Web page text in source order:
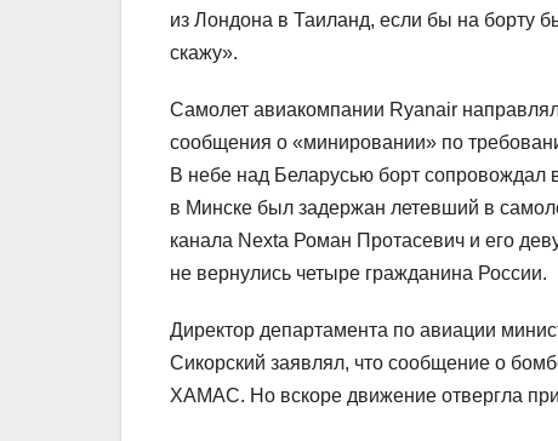
из Лондона в Таиланд, если бы на борту
скажу».
Самолет авиакомпании Ryanair
сообщения о «минировании» по
В небе над Беларусью борт
в Минске был задержан летевший в
канала Nexta Роман Протасевич и его
не вернулись четыре гражданина России.
Директор департамента по авиации
Сикорский заявлял, что сообщение о
ХАМАС. Но вскоре движение отвергла